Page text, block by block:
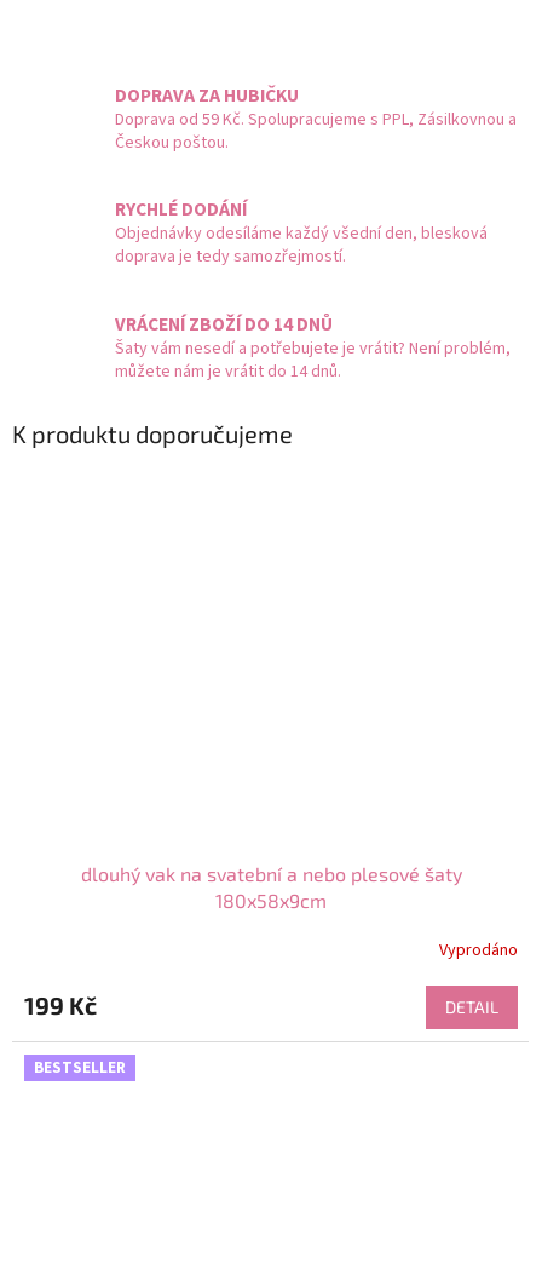
DOPRAVA ZA HUBIČKU
Doprava od 59 Kč. Spolupracujeme s PPL, Zásilkovnou a
Českou poštou.
RYCHLÉ DODÁNÍ
Objednávky odesíláme každý všední den, blesková
doprava je tedy samozřejmostí.
VRÁCENÍ ZBOŽÍ DO 14 DNŮ
Šaty vám nesedí a potřebujete je vrátit? Není problém,
můžete nám je vrátit do 14 dnů.
K produktu doporučujeme
dlouhý vak na svatební a nebo plesové šaty
180x58x9cm
Vyprodáno
199 Kč DETAIL
BESTSELLER